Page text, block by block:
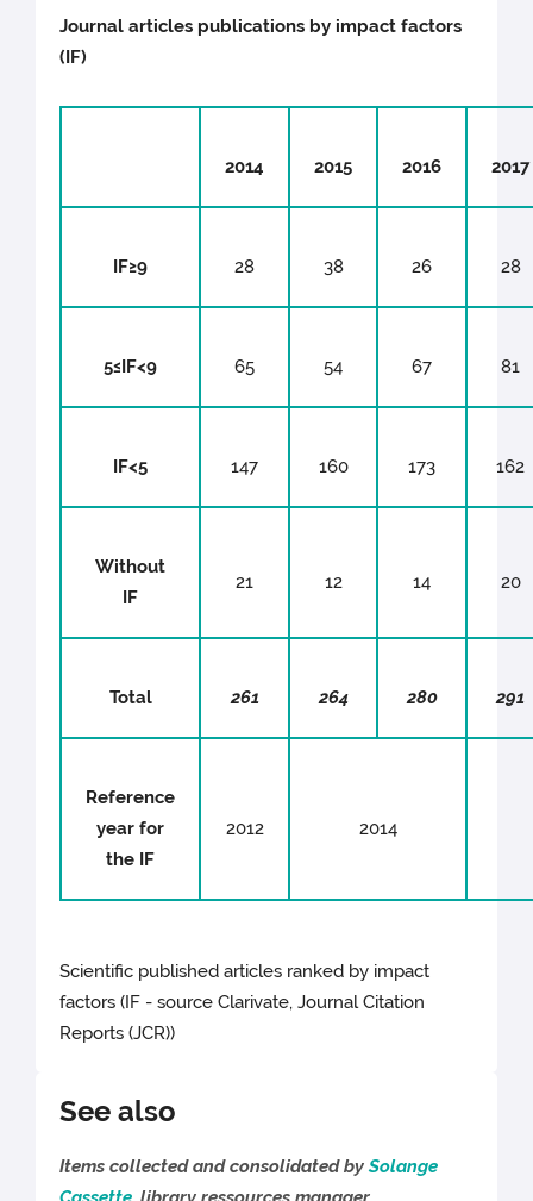
Journal articles publications by impact factors
(IF)
2014 2015 2016 2017
IF≥9 28 38 26 28
5≤IF<9 65 54 67 81
IF<5 147 160 173 162
Without
IF
21 12 14 20
Total 261 264 280 291
Reference
year for
the IF
2012 2014
Scientific published articles ranked by impact
factors (IF - source Clarivate, Journal Citation
Reports (JCR))
See also
Items collected and consolidated bySolange